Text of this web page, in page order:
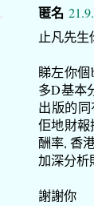
匿名
止凡先生
睇左你
多D基本
出版的
佢地財報
酬率, 香
加深分析
謝謝你